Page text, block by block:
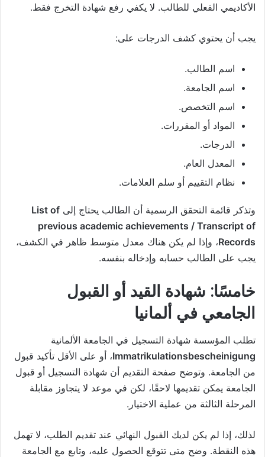
الأكاديمي الفعلي للطالب. لا يكفي رفع شهادة التخرج فقط.
يجب أن يحتوي كشف الدرجات على:
اسم الطالب.
اسم الجامعة.
اسم التخصص.
المواد أو المقررات.
الدرجات.
المعدل العام.
نظام التقييم أو سلم العلامات.
وتذكر قائمة التحقق الرسمية أن الطالب يحتاج إلى List of
previous academic achievements / Transcript of
Records، وإذا لم يكن هناك معدل متوسط ظاهر في الكشف،
يجب على الطالب حسابه وإدخاله بنفسه.
خامسًا: شهادة القيد أو القبول
الجامعي في ألمانيا
تطلب المؤسسة شهادة التسجيل في الجامعة الألمانية
Immatrikulationsbescheinigung، أو على الأقل تأكيد قبول
من الجامعة. وتوضح صفحة التقديم أن شهادة التسجيل أو قبول
الجامعة يمكن تقديمها لاحقًا، لكن في موعد لا يتجاوز مقابلة
المرحلة الثالثة من عملية الاختيار.
لذلك، إذا لم يكن لديك القبول النهائي عند تقديم الطلب، لا تهمل
هذه النقطة. وضح متى تتوقع الحصول عليه، وتابع مع الجامعة